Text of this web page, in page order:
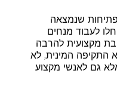
שנמצאה
לעבוד מנחים
מקצועית להרבה
התקיפה המינית, לא
גם לאנשי מקצוע